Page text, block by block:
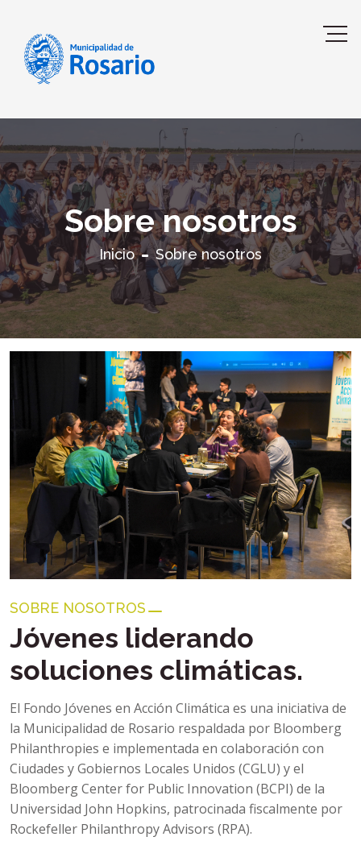
Sobre nosotros
Inicio Sobre nosotros
SOBRE NOSOTROS
Jóvenes liderando
soluciones climáticas.
El Fondo Jóvenes en Acción Climática es una iniciativa de
la Municipalidad de Rosario respaldada por Bloomberg
Philanthropies e implementada en colaboración con
Ciudades y Gobiernos Locales Unidos (CGLU) y el
Bloomberg Center for Public Innovation (BCPI) de la
Universidad John Hopkins, patrocinada fiscalmente por
Rockefeller Philanthropy Advisors (RPA).